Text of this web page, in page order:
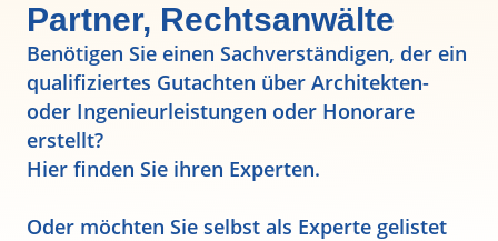
Partner, Rechtsanwälte
Benötigen Sie einen Sachverständigen, der ein
qualifiziertes Gutachten über Architekten-
oder Ingenieurleistungen oder Honorare
erstellt?
Hier finden Sie ihren Experten.
Oder möchten Sie selbst als Experte gelistet